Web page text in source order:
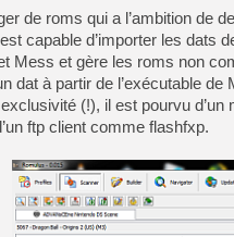
de roms qui a l’ambition de
capable d’importer les dats
Mess et gère les roms non
dat à partir de l’exécutable
(!), il est pourvu
ftp client comme flashfxp.